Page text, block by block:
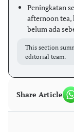
Peningkatan
afternoon tea,
belum ada
This section
editorial team.
Share Article